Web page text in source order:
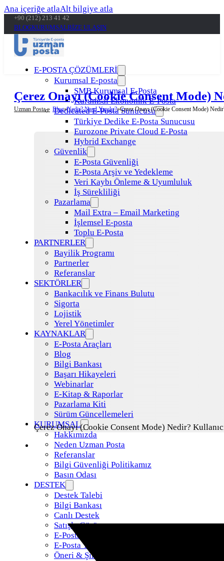
Ana içeriğe atlaAlt bilgiye atla
+90 (212) 213 41 42
BLOGKURUMSALBİZE ULAŞIN
E-POSTA ÇÖZÜMLERİ
Kurumsal E-posta
SMB Kurumsal E-Posta
Kurumsal Ekonomik E-Posta
Dedicated E-Posta Sunucusu
Türkiye Dedike E-Posta Sunucusu
Eurozone Private Cloud E-Posta
Hybrid Exchange
Güvenlik
E-Posta Güvenliği
E-Posta Arşiv ve Yedekleme
Veri Kaybı Önleme & Uyumluluk
İş Sürekliliği
Pazarlama
Mail Extra – Email Marketing
İşlemsel E-posta
Toplu E-Posta
PARTNERLER
Bayilik Programı
Partnerler
Referanslar
SEKTÖRLER
Bankacılık ve Finans Bulutu
Sigorta
Lojistik
Yerel Yönetimler
KAYNAKLAR
E-Posta Araçları
Blog
Bilgi Bankası
Başarı Hikayeleri
Webinarlar
E-Kitap & Raporlar
Pazarlama Kiti
Sürüm Güncellemeleri
KURUMSAL
Hakkımızda
Neden Uzman Posta
Referanslar
Bilgi Güvenliği Politikamız
Basın Odası
DESTEK
Destek Talebi
Bilgi Bankası
Canlı Destek
Satışla Görüş
E-Posta Taşıma
E-Posta Yönetimi
Öneri & Şikayet
Çerez Onayı (Cookie Consent Mode)
Uzman Posta » Blog Nedir? Nasıl Yapılır? Çerez Onayı (Cookie Consent Mode)
Çerez Onayı (Cookie Consent Mode) Nedir?